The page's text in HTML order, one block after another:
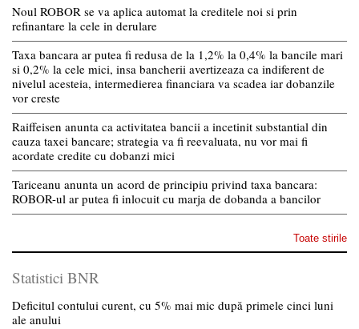
Noul ROBOR se va aplica automat la creditele noi si prin
refinantare la cele in derulare
Taxa bancara ar putea fi redusa de la 1,2% la 0,4% la bancile mari
si 0,2% la cele mici, insa bancherii avertizeaza ca indiferent de
nivelul acesteia, intermedierea financiara va scadea iar dobanzile
vor creste
Raiffeisen anunta ca activitatea bancii a incetinit substantial din
cauza taxei bancare; strategia va fi reevaluata, nu vor mai fi
acordate credite cu dobanzi mici
Tariceanu anunta un acord de principiu privind taxa bancara:
ROBOR-ul ar putea fi inlocuit cu marja de dobanda a bancilor
Toate stirile
Statistici BNR
Deficitul contului curent, cu 5% mai mic după primele cinci luni
ale anului